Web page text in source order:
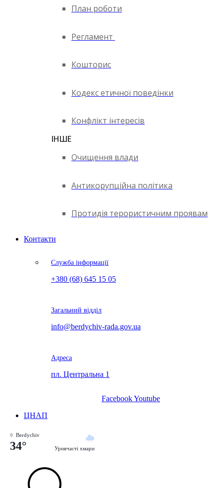
План роботи
Регламент
Кошторис
Кодекс етичної поведінки
Конфлікт інтересів
ІНШЕ
Очищення влади
Антикорупційна політика
Протидія терористичним проявам
Контакти
Служба інформації
+380 (68) 645 15 05
Загальний відділ
info@berdychiv-rada.gov.ua
Адреса
пл. Центральна 1
FacebookYoutube
ЦНАП
Berdychiv
34° Уривчасті хмари